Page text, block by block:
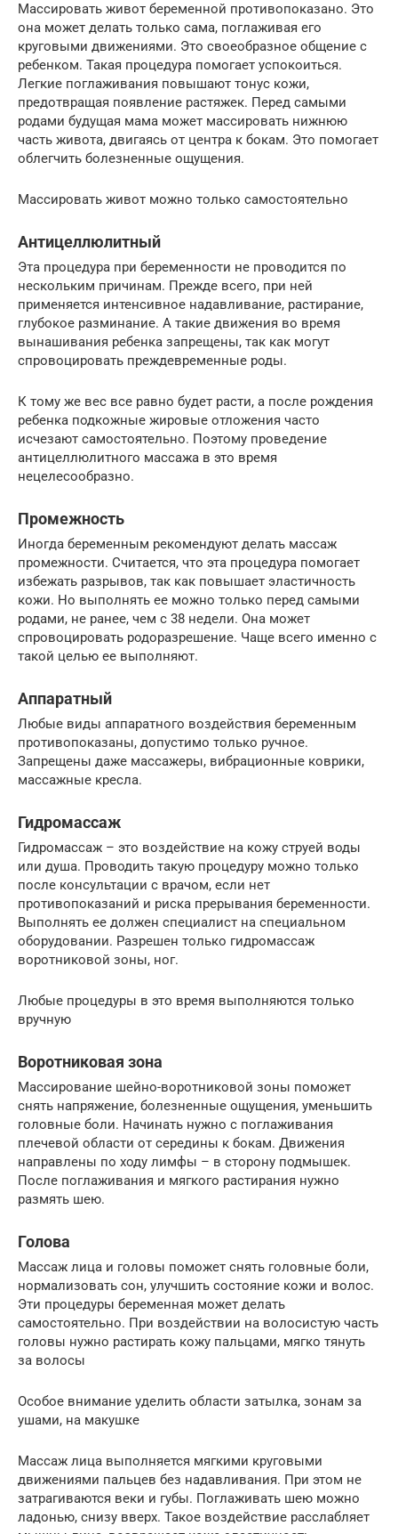
Массировать живот беременной противопоказано. Это
она может делать только сама, поглаживая его
круговыми движениями. Это своеобразное общение с
ребенком. Такая процедура помогает успокоиться.
Легкие поглаживания повышают тонус кожи,
предотвращая появление растяжек. Перед самыми
родами будущая мама может массировать нижнюю
часть живота, двигаясь от центра к бокам. Это помогает
облегчить болезненные ощущения.
Массировать живот можно только самостоятельно
Антицеллюлитный
Эта процедура при беременности не проводится по
нескольким причинам. Прежде всего, при ней
применяется интенсивное надавливание, растирание,
глубокое разминание. А такие движения во время
вынашивания ребенка запрещены, так как могут
спровоцировать преждевременные роды.
К тому же вес все равно будет расти, а после рождения
ребенка подкожные жировые отложения часто
исчезают самостоятельно. Поэтому проведение
антицеллюлитного массажа в это время
нецелесообразно.
Промежность
Иногда беременным рекомендуют делать массаж
промежности. Считается, что эта процедура помогает
избежать разрывов, так как повышает эластичность
кожи. Но выполнять ее можно только перед самыми
родами, не ранее, чем с 38 недели. Она может
спровоцировать родоразрешение. Чаще всего именно с
такой целью ее выполняют.
Аппаратный
Любые виды аппаратного воздействия беременным
противопоказаны, допустимо только ручное.
Запрещены даже массажеры, вибрационные коврики,
массажные кресла.
Гидромассаж
Гидромассаж – это воздействие на кожу струей воды
или душа. Проводить такую процедуру можно только
после консультации с врачом, если нет
противопоказаний и риска прерывания беременности.
Выполнять ее должен специалист на специальном
оборудовании. Разрешен только гидромассаж
воротниковой зоны, ног.
Любые процедуры в это время выполняются только
вручную
Воротниковая зона
Массирование шейно-воротниковой зоны поможет
снять напряжение, болезненные ощущения, уменьшить
головные боли. Начинать нужно с поглаживания
плечевой области от середины к бокам. Движения
направлены по ходу лимфы – в сторону подмышек.
После поглаживания и мягкого растирания нужно
размять шею.
Голова
Массаж лица и головы поможет снять головные боли,
нормализовать сон, улучшить состояние кожи и волос.
Эти процедуры беременная может делать
самостоятельно. При воздействии на волосистую часть
головы нужно растирать кожу пальцами, мягко тянуть
за волосы
Особое внимание уделить области затылка, зонам за
ушами, на макушке
Массаж лица выполняется мягкими круговыми
движениями пальцев без надавливания. При этом не
затрагиваются веки и губы. Поглаживать шею можно
ладонью, снизу вверх. Такое воздействие расслабляет